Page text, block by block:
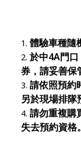
體驗車種隨
於中4A門
券，請妥善保
請依照預約
另於現場排隊
請勿重複購
失去預約資格。